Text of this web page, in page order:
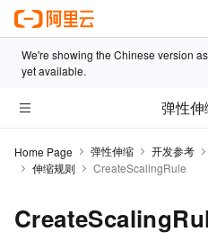
We're showing the Chinese version
yet available.
弹性伸
Home Page 弹性伸缩 开发参考
伸缩规则
CreateScalingRule